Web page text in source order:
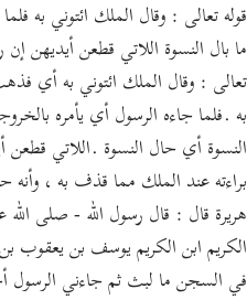
قوله تعالى : وقال الملك ائتوني به
تعالى : وقال الملك ائتوني به أي
به .فلما جاءه الرسول أي يأمره
النسوة أي حال النسوة .اللاتي
براءته عند الملك مما قذف به ،
هريرة قال : قال رسول الله - صلى الله
الكريم ابن الكريم يوسف بن يعقوب
في السجن ما لبث ثم جاءني الرسول